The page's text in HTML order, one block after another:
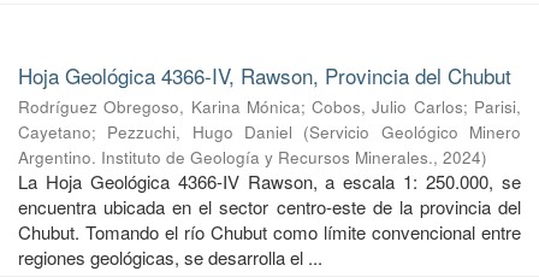
Hoja Geológica 4366-IV, Rawson, Provincia del Chubut
Rodríguez Obregoso, Karina Mónica;Cobos, Julio Carlos; Parisi,
Cayetano; Pezzuchi, Hugo Daniel (Servicio Geológico Minero
Argentino. Instituto de Geología y Recursos Minerales., 2024)
La Hoja Geológica 4366-IV Rawson, a escala 1: 250.000, se
encuentra ubicada en el sector centro-este de la provincia del
Chubut. Tomando el río Chubut como límite convencional entre
regiones geológicas, se desarrolla el ...